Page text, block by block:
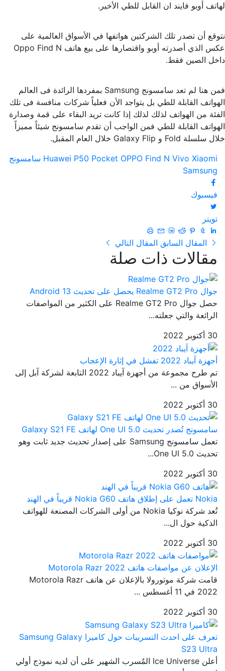
لهاتف أوبو فايند ان القابل للطي الأخير.
نتوقع أن تصدر تلك الشركتين هواتفها في الأسواق العالمية على
عكس الذي أصدرته أوبو واقتصارها على بيع هاتف Oppo Find N
داخل الصين فقط.
فمن هنا لم تعد سامسونج Samsung بمفردها الرائدة فى العالم
الهواتف القابلة للطي بل يتواجد الأن فعلياً شركات منافسة فى تلك
الفئة من الهواتف لذلك لذلك إذا كانت تريد البقاء على قمة وصدارة
الهواتف القابلة للطي فمن الواجب أن تقدم سامسونج شيئاً مميزاً
خلال سلسلة Fold و Galaxy Flip خلال العام المقبل.
Huawei P50 Pocket OPPO Find N Vivo Xiaomi
سامسونج
Samsung
فيسبوك
تويتر
المقال السابق المقال التالي
مقالات ذات صلة
جوال Realme GT2 Pro يحصل على تحديث Android 13
حصل جوال Realme GT2 Pro على الكثير من المواصفات
الرائعة والتي جعلته...
30 أكتوبر 2022
أجهزة آيباد 2022 تفشل في إثارة الإعجاب
تم طرح مجموعة من أجهزة آيباد 2022 التابعة لشركة آبل إلى
الأسواق من ...
30 أكتوبر 2022
سامسونج تُصدر تحديث One UI 5.0 لهاتف Galaxy S21 FE
تعمل سامسونج Samsung على إصدار تحديث جديد ثابت وهو
تحديث One UI 5.0...
30 أكتوبر 2022
Nokia تعمل على إطلاق هاتف Nokia G60 قريباً في الهند
تُعد شركة نوكيا Nokia من أولى الشركات المصنعة للهواتف
الذكية حول ال...
30 أكتوبر 2022
الإعلان عن مواصفات هاتف Motorola Razr 2022
قامت شركة موتورولا بالإعلان عن هاتف Motorola Razr
2022 في 11 أغسطس ...
30 أكتوبر 2022
تعرف على احدث التسريبات حول كاميرا Samsung Galaxy
S23 Ultra
أعلن Ice Universe المُسرب الشهير على أن لديه نموذج أولي